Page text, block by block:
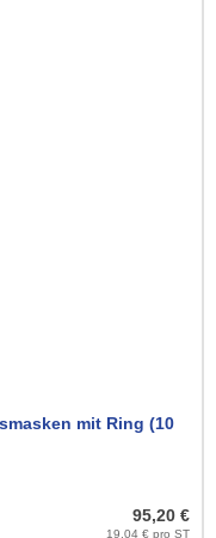
mit Ring (10
95,20 €
19,04 € pro ST